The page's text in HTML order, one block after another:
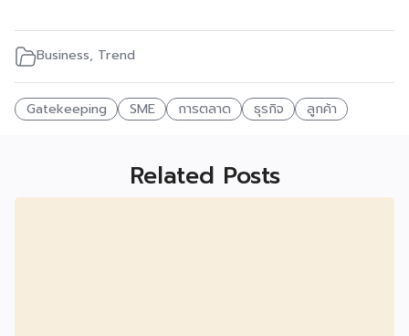
Business, Trend
Gatekeeping SME การตลาด ธุรกิจ ลูกค้า
Related Posts